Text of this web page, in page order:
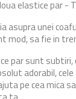
elastice par -
asupra unei
mod, sa fie in
par sunt subtiri,
adorabil,
pe cea mica